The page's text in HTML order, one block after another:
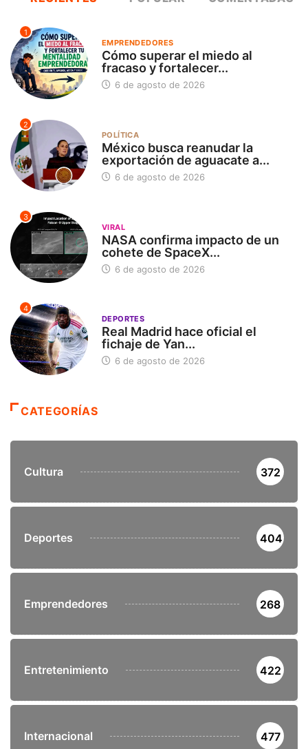
1
EMPRENDEDORES
Cómo superar el miedo al
fracaso y fortalecer...
6 de agosto de 2026
2
POLÍTICA
México busca reanudar la
exportación de aguacate a...
6 de agosto de 2026
3
VIRAL
NASA confirma impacto de un
cohete de SpaceX...
6 de agosto de 2026
4
DEPORTES
Real Madrid hace oficial el
fichaje de Yan...
6 de agosto de 2026
CATEGORÍAS
Cultura 372
Deportes 404
Emprendedores 268
Entretenimiento 422
Internacional 477